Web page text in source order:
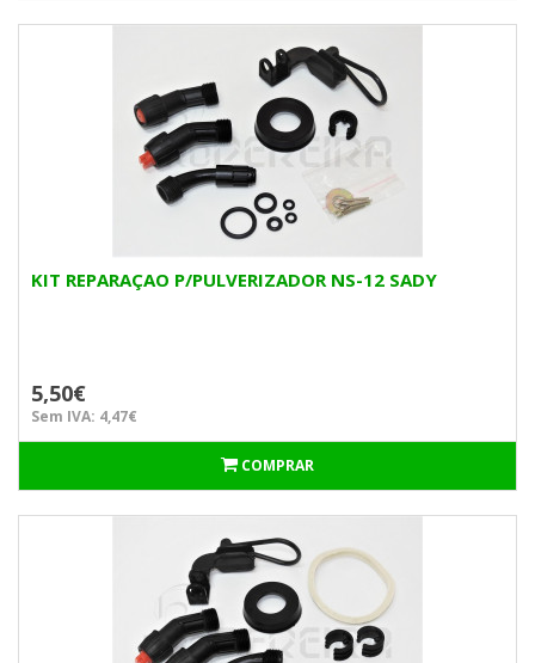
KIT REPARAÇAO P/PULVERIZADOR NS-12 SADY
5,50€
Sem IVA: 4,47€
COMPRAR